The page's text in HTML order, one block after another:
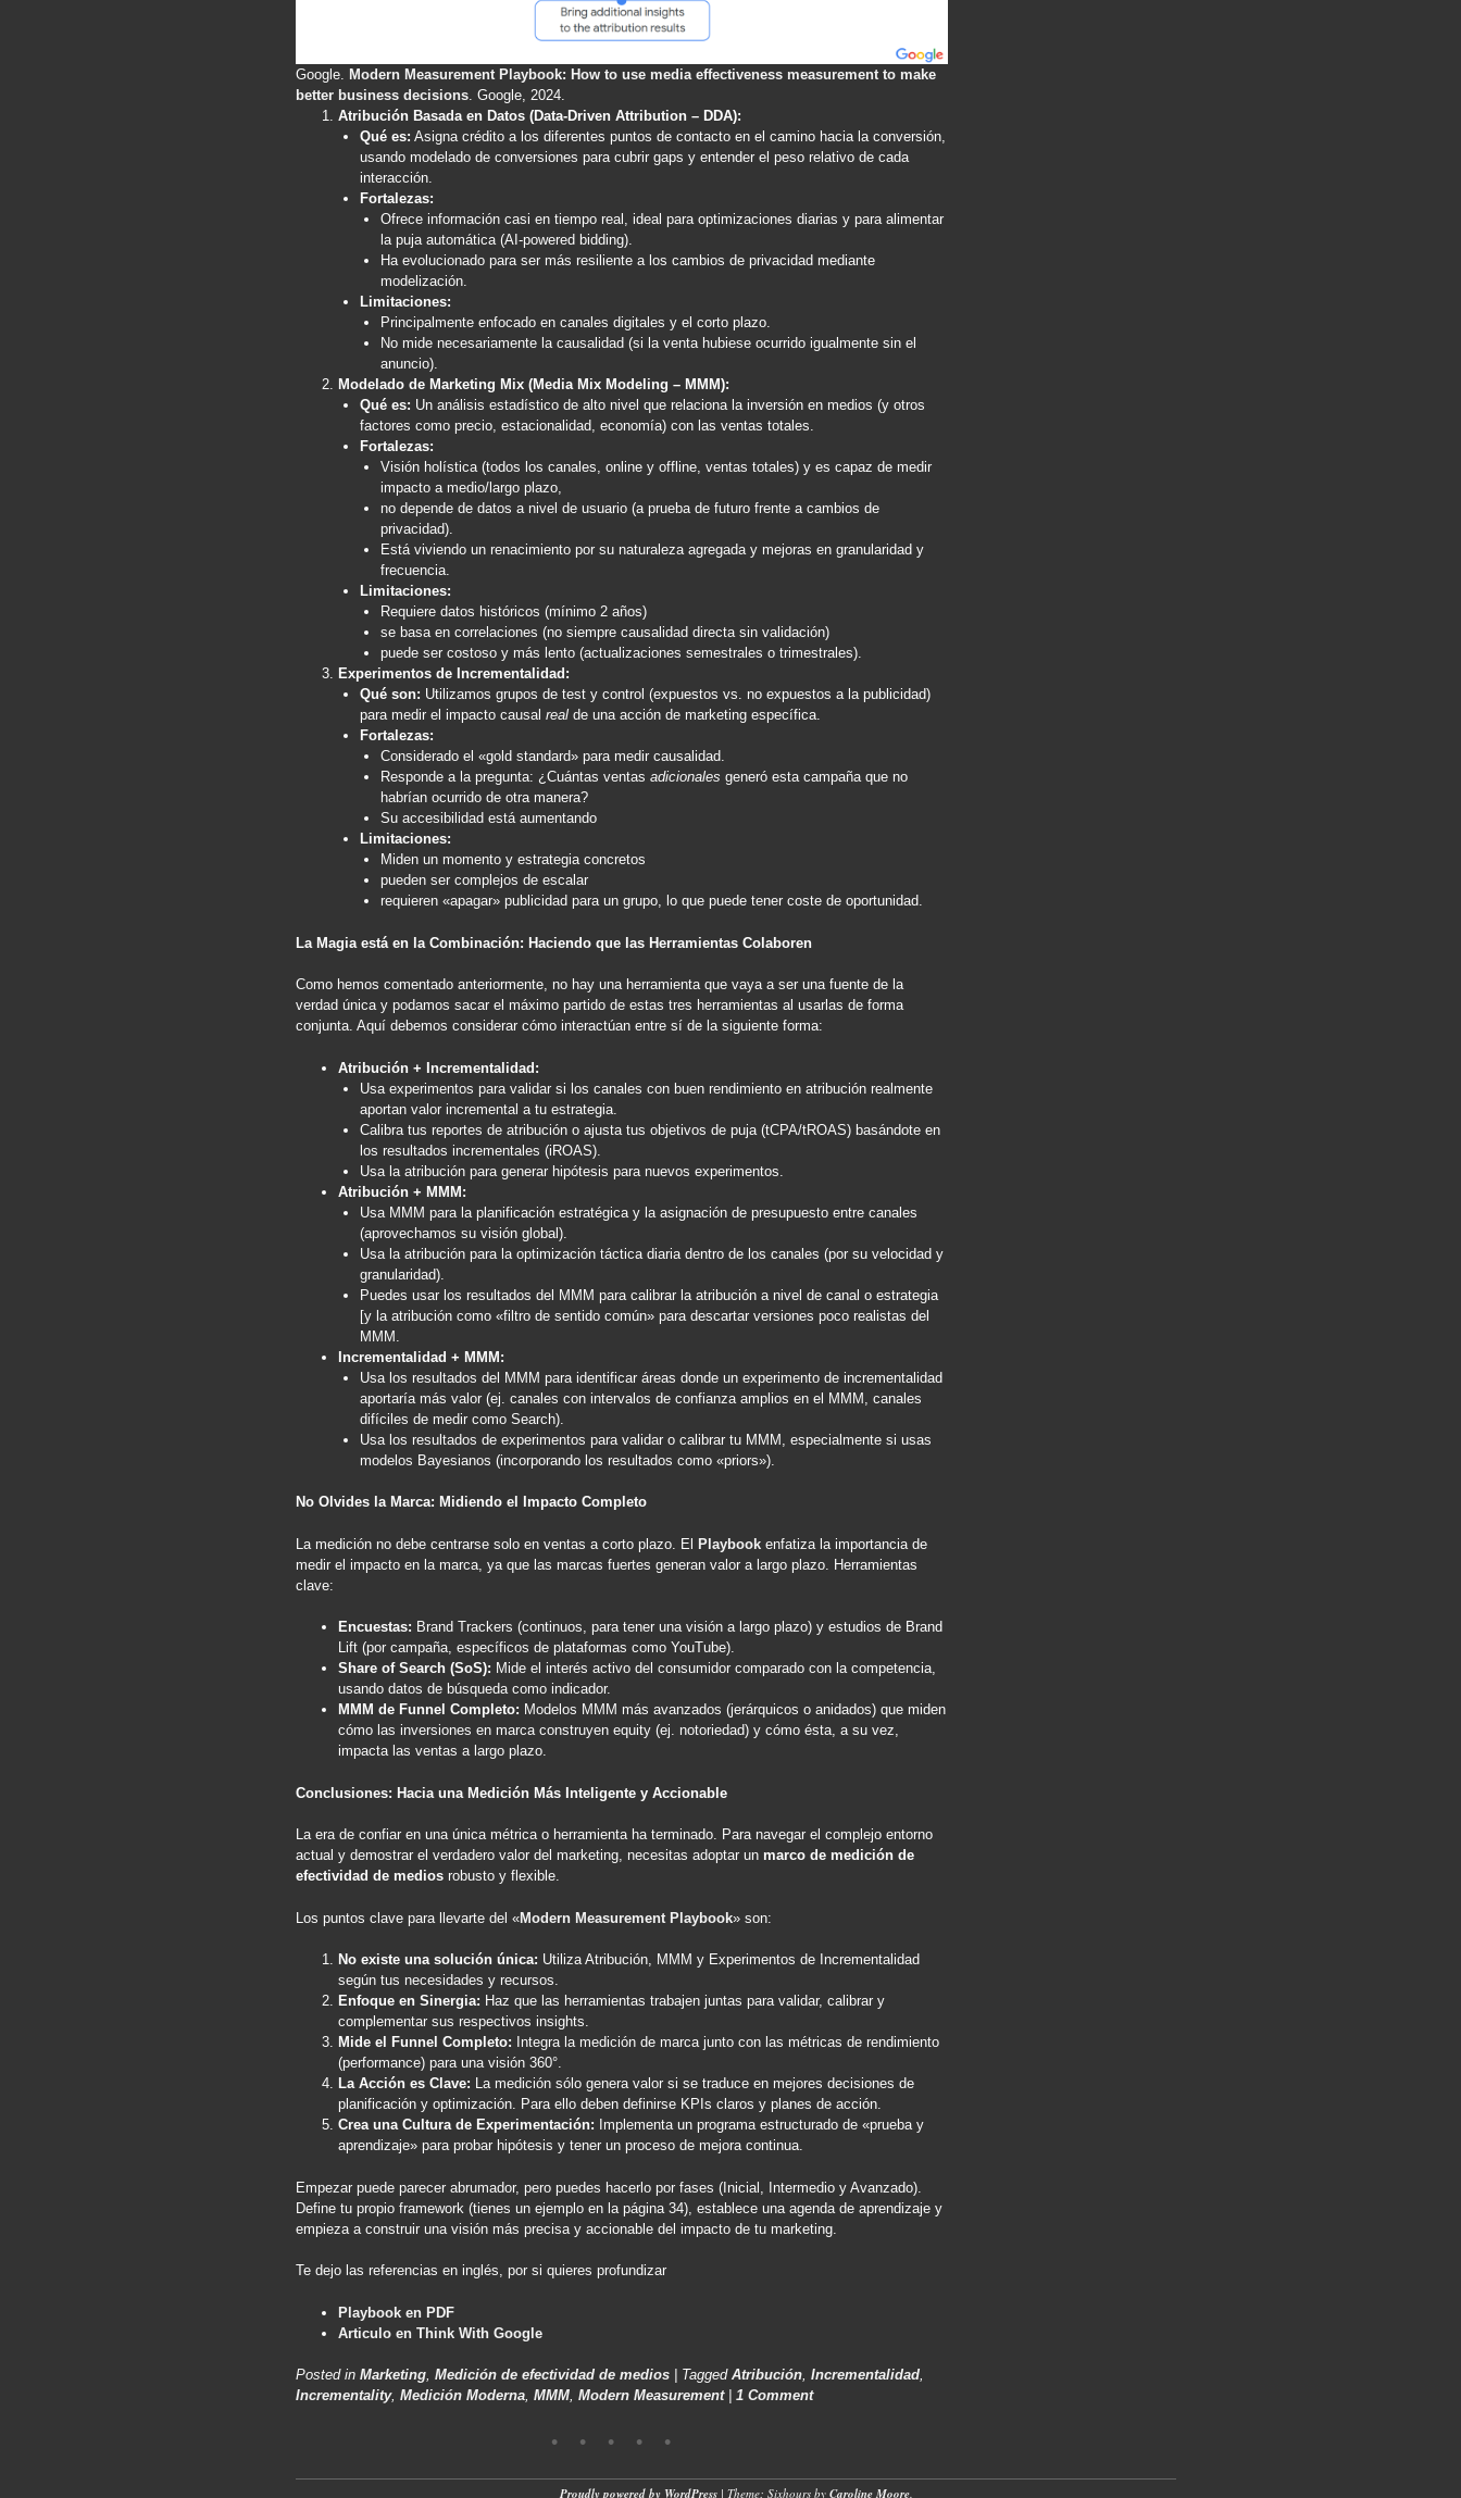
Google. Modern Measurement Playbook: How to use media effectiveness measurement to make
better business decisions. Google, 2024.
Atribución Basada en Datos (Data-Driven Attribution – DDA):
Qué es: Asigna crédito a los diferentes puntos de contacto en el camino hacia la conversión,
usando modelado de conversiones para cubrir gaps y entender el peso relativo de cada
interacción.
Fortalezas:
Ofrece información casi en tiempo real, ideal para optimizaciones diarias y para alimentar
la puja automática (AI-powered bidding).
Ha evolucionado para ser más resiliente a los cambios de privacidad mediante
modelización.
Limitaciones:
Principalmente enfocado en canales digitales y el corto plazo.
No mide necesariamente la causalidad (si la venta hubiese ocurrido igualmente sin el
anuncio).
Modelado de Marketing Mix (Media Mix Modeling – MMM):
Qué es: Un análisis estadístico de alto nivel que relaciona la inversión en medios (y otros
factores como precio, estacionalidad, economía) con las ventas totales.
Fortalezas:
Visión holística (todos los canales, online y offline, ventas totales) y es capaz de medir
impacto a medio/largo plazo,
no depende de datos a nivel de usuario (a prueba de futuro frente a cambios de
privacidad).
Está viviendo un renacimiento por su naturaleza agregada y mejoras en granularidad y
frecuencia.
Limitaciones:
Requiere datos históricos (mínimo 2 años)
se basa en correlaciones (no siempre causalidad directa sin validación)
puede ser costoso y más lento (actualizaciones semestrales o trimestrales).
Experimentos de Incrementalidad:
Qué son: Utilizamos grupos de test y control (expuestos vs. no expuestos a la publicidad)
para medir el impacto causal realde una acción de marketing específica.
Fortalezas:
Considerado el «gold standard» para medir causalidad.
Responde a la pregunta: ¿Cuántas ventas adicionales generó esta campaña que no
habrían ocurrido de otra manera?
Su accesibilidad está aumentando
Limitaciones:
Miden un momento y estrategia concretos
pueden ser complejos de escalar
requieren «apagar» publicidad para un grupo, lo que puede tener coste de oportunidad.
La Magia está en la Combinación: Haciendo que las Herramientas Colaboren
Como hemos comentado anteriormente, no hay una herramienta que vaya a ser una fuente de la
verdad única y podamos sacar el máximo partido de estas tres herramientas al usarlas de forma
conjunta. Aquí debemos considerar cómo interactúan entre sí de la siguiente forma:
Atribución + Incrementalidad:
Usa experimentos para validar si los canales con buen rendimiento en atribución realmente
aportan valor incremental a tu estrategia.
Calibra tus reportes de atribución o ajusta tus objetivos de puja (tCPA/tROAS) basándote en
los resultados incrementales (iROAS).
Usa la atribución para generar hipótesis para nuevos experimentos.
Atribución + MMM:
Usa MMM para la planificación estratégica y la asignación de presupuesto entre canales
(aprovechamos su visión global).
Usa la atribución para la optimización táctica diaria dentro de los canales (por su velocidad y
granularidad).
Puedes usar los resultados del MMM para calibrar la atribución a nivel de canal o estrategia
[y la atribución como «filtro de sentido común» para descartar versiones poco realistas del
MMM.
Incrementalidad + MMM:
Usa los resultados del MMM para identificar áreas donde un experimento de incrementalidad
aportaría más valor (ej. canales con intervalos de confianza amplios en el MMM, canales
difíciles de medir como Search).
Usa los resultados de experimentos para validar o calibrar tu MMM, especialmente si usas
modelos Bayesianos (incorporando los resultados como «priors»).
No Olvides la Marca: Midiendo el Impacto Completo
La medición no debe centrarse solo en ventas a corto plazo. El Playbook enfatiza la importancia de
medir el impacto en la marca, ya que las marcas fuertes generan valor a largo plazo. Herramientas
clave:
Encuestas: Brand Trackers (continuos, para tener una visión a largo plazo) y estudios de Brand
Lift (por campaña, específicos de plataformas como YouTube).
Share of Search (SoS): Mide el interés activo del consumidor comparado con la competencia,
usando datos de búsqueda como indicador.
MMM de Funnel Completo: Modelos MMM más avanzados (jerárquicos o anidados) que miden
cómo las inversiones en marca construyen equity (ej. notoriedad) y cómo ésta, a su vez,
impacta las ventas a largo plazo.
Conclusiones: Hacia una Medición Más Inteligente y Accionable
La era de confiar en una única métrica o herramienta ha terminado. Para navegar el complejo entorno
actual y demostrar el verdadero valor del marketing, necesitas adoptar un marco de medición de
efectividad de medios robusto y flexible.
Los puntos clave para llevarte del «Modern Measurement Playbook» son:
No existe una solución única: Utiliza Atribución, MMM y Experimentos de Incrementalidad
según tus necesidades y recursos.
Enfoque en Sinergia: Haz que las herramientas trabajen juntas para validar, calibrar y
complementar sus respectivos insights.
Mide el Funnel Completo: Integra la medición de marca junto con las métricas de rendimiento
(performance) para una visión 360°.
La Acción es Clave: La medición sólo genera valor si se traduce en mejores decisiones de
planificación y optimización. Para ello deben definirse KPIs claros y planes de acción.
Crea una Cultura de Experimentación: Implementa un programa estructurado de «prueba y
aprendizaje» para probar hipótesis y tener un proceso de mejora continua.
Empezar puede parecer abrumador, pero puedes hacerlo por fases (Inicial, Intermedio y Avanzado).
Define tu propio framework (tienes un ejemplo en la página 34), establece una agenda de aprendizaje y
empieza a construir una visión más precisa y accionable del impacto de tu marketing.
Te dejo las referencias en inglés, por si quieres profundizar
Playbook en PDF
Articulo en Think With Google
Posted in Marketing, Medición de efectividad de medios Tagged Atribución, Incrementalidad,
Incrementality, Medición Moderna, MMM, Modern Measurement 1 Comment
Proudly powered by WordPress | Theme: Sixhours by Caroline Moore.